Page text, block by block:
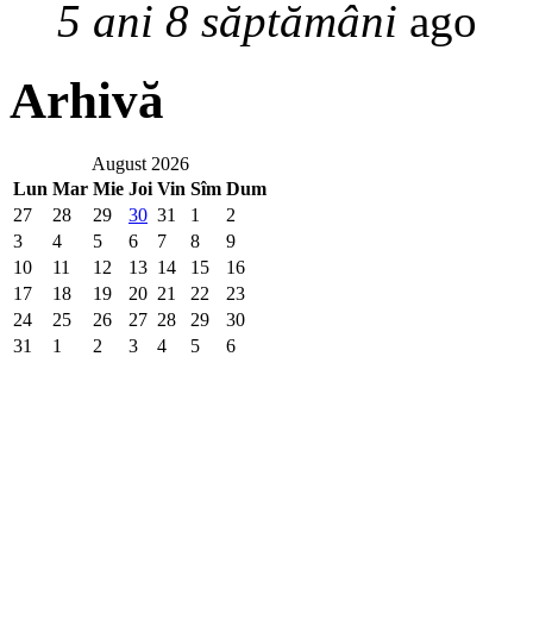
5 ani 8 săptămâni ago
Arhivă
August 2026
Lun Mar Mie Joi Vin Sîm Dum
27
28 29 30 31 1
2
3
4 5 6 7 8
9
10
11 12 13 14 15
16
17
18 19 20 21 22
23
24
25 26 27 28 29
30
31
1 2 3 4 5 6